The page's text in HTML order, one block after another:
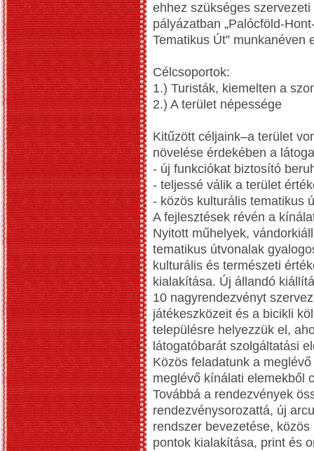
ehhez szükséges
pályázatban „Palócföld-
Tematikus Út” munkanéven
Célcsoportok:
1.) Turisták, kiemelten a
2.) A terület népessége
Kitűzött céljaink–a terület
növelése érdekében a
- új funkciókat biztosító
- teljessé válik a terület
- közös kulturális tematikus
A fejlesztések révén a
Nyitott műhelyek,
tematikus útvonalak
kulturális és természeti
kialakítása. Új állandó
10 nagyrendezvényt
játékeszközeit és a bicikli
településre helyezzük el,
látogatóbarát szolgáltatási
Közös feladatunk a
meglévő kínálati elemekből
Továbbá a rendezvények
rendezvénysorozattá, új
rendszer bevezetése,
pontok kialakítása, print és